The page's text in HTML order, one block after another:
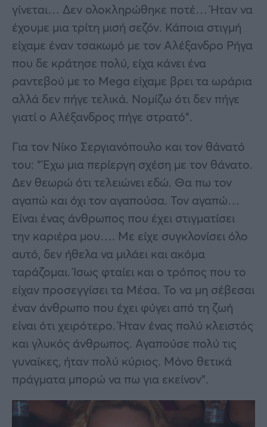
γίνεται… Δεν ολοκληρώθηκε ποτέ… Ήταν να
έχουμε μια τρίτη μισή σεζόν. Κάποια στιγμή
είχαμε έναν τσακωμό με τον Αλέξανδρο Ρήγα
που δε κράτησε πολύ, είχα κάνει ένα
ραντεβού με το Mega είχαμε βρει τα ωράρια
αλλά δεν πήγε τελικά. Νομίζω ότι δεν πήγε
γιατί ο Αλέξανδρος πήγε στρατό”.
Για τον Νίκο Σεργιανόπουλο και τον θάνατό
του: “Έχω μια περίεργη σχέση με τον θάνατο.
Δεν θεωρώ ότι τελειώνει εδώ. Θα πω τον
αγαπώ και όχι τον αγαπούσα. Τον αγαπώ…
Είναι ένας άνθρωπος που έχει στιγματίσει
την καριέρα μου…. Με είχε συγκλονίσει όλο
αυτό, δεν ήθελα να μιλάει και ακόμα
ταράζομαι. Ίσως φταίει και ο τρόπος που το
είχαν προσεγγίσει τα Μέσα. Το να μη σέβεσαι
έναν άνθρωπο που έχει φύγει από τη ζωή
είναι ότι χειρότερο. Ήταν ένας πολύ κλειστός
και γλυκός άνθρωπος. Αγαπούσε πολύ τις
γυναίκες, ήταν πολύ κύριος. Μόνο θετικά
πράγματα μπορώ να πω για εκείνον”.